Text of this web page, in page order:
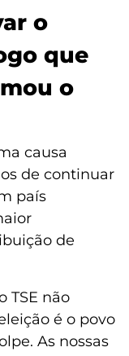
o
que
o
causa
de continuar
país
de
TSE não
é o povo
As nossas